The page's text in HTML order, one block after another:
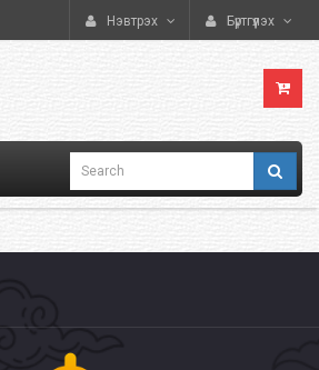
Нэвтрэх Бүртгүүлэх